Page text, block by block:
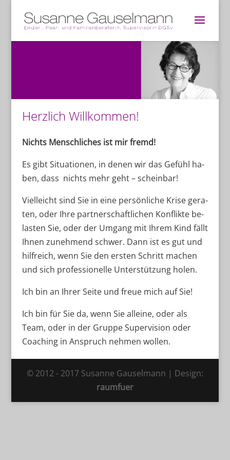
Herzlich Willkommen!
Nichts Mensch­li­ches ist mir fremd!
Es gibt Situ­atio­nen, in de­nen wir das Ge­fühl ha­
ben, dass nichts mehr geht – scheinbar!
Viel­leicht sind Sie in eine per­sön­li­che Kri­se ge­ra­
ten, oder Ihre part­ner­schaft­li­chen Kon­flik­te be­
las­ten Sie, oder der Um­gang mit Ih­rem Kind fällt
Ih­nen zu­neh­mend schwer. Dann ist es gut und
hilf­reich, wenn Sie den ers­ten Schritt ma­chen
und sich pro­fes­sio­nel­le Un­ter­stüt­zung holen.
Ich bin an Ih­rer Sei­te und freue mich auf Sie!
Ich bin für Sie da, wenn Sie al­lei­ne, oder als
Team, oder in der Grup­pe Su­per­vi­si­on oder
Coa­ching in An­spruch neh­men wollen.
© 2012 - 2017 Susanne Gauselmann | Design:
raumfuer